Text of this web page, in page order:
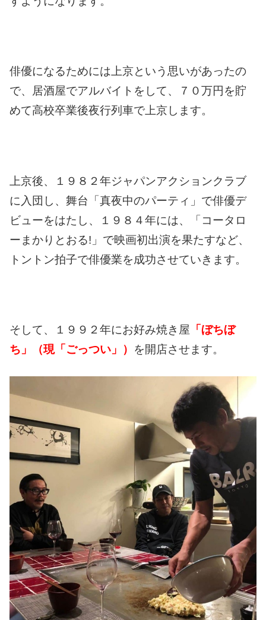
俳優になるためには上京という思いがあったの
で、居酒屋でアルバイトをして、７０万円を貯
めて高校卒業後夜行列車で上京します。
上京後、１９８２年ジャパンアクションクラブ
に入団し、舞台「真夜中のパーティ」で俳優デ
ビューをはたし、１９８４年には、「コータロ
ーまかりとおる!」で映画初出演を果たすなど、
トントン拍子で俳優業を成功させていきます。
そして、１９９２年にお好み焼き屋 「ぼちぼ
ち」（現「ごっつい」） を開店させます。